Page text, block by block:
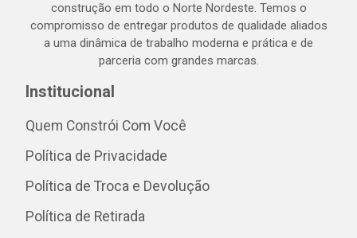
construção em todo o Norte Nordeste. Temos o
compromisso de entregar produtos de qualidade aliados
a uma dinâmica de trabalho moderna e prática e de
parceria com grandes marcas.
Institucional
Quem Constrói Com Você
Política de Privacidade
Política de Troca e Devolução
Política de Retirada